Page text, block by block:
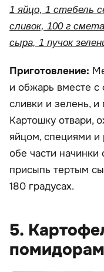
1 яйцо, 1 стебель
сливок, 100 г
сыра, 1 пучок
Приготовление:
и обжарь вместе
сливки и зелень, и
Картошку отвари,
яйцом, специями
обе части
присыпь тертым
180 градусах.
5.